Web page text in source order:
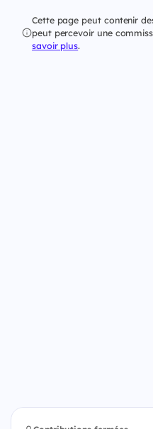
Cette page peut contenir
peut percevoir une
savoir plus.